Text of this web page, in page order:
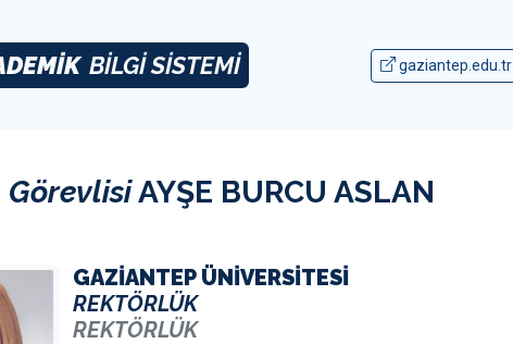
BİLGİ SİSTEMİ gaziantep.edu.tr
AYŞE BURCU ASLAN
GAZİANTEP ÜNİVERSİTESİ
REKTÖRLÜK
REKTÖRLÜK